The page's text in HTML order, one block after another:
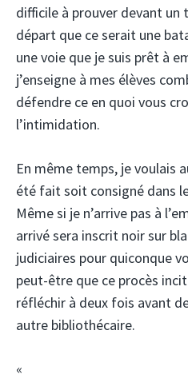
difficile à prouver devant un
départ que ce serait une
une voie que je suis prêt à
j’enseigne à mes élèves
défendre ce en quoi vous
l’intimidation.
En même temps, je voulais
été fait soit consigné dans
Même si je n’arrive pas à
arrivé sera inscrit noir sur
judiciaires pour quiconque
peut-être que ce procès
réfléchir à deux fois avant
autre bibliothécaire.
«